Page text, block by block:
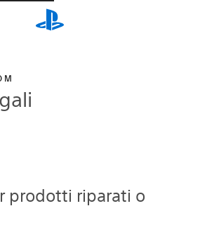
prodotti riparati o